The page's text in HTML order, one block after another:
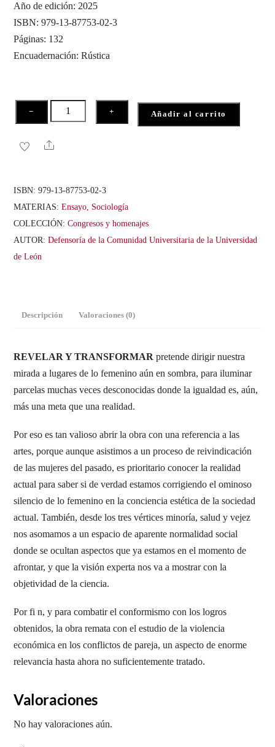
d
o
c
o
0
Año de edición: 2025
ISBN: 979-13-87753-02-3
Páginas: 132
Encuadernación: Rústica
−
Revelar
y
transformar
+ Añadir al carrito
Share
ISBN:979-13-87753-02-3
MATERIAS:Ensayo Sociología
COLECCIÓN:Congresos y homenajes
AUTOR:Defensoría de la Comunidad Universitaria de la Universidad
de León
Descripción Valoraciones (0)
REVELAR Y TRANSFORMARpretende dirigir nuestra
mirada a lugares de lo femenino aún en sombra, para iluminar
parcelas muchas veces desconocidas donde la igualdad es, aún,
más una meta que una realidad.
Por eso es tan valioso abrir la obra con una referencia a las
artes, porque aunque asistimos a un proceso de reivindicación
de las mujeres del pasado, es prioritario conocer la realidad
actual para saber si de verdad estamos corrigiendo el ominoso
silencio de lo femenino en la conciencia estética de la sociedad
actual. También, desde los tres vértices minoría, salud y vejez
nos asomamos a un espacio de aparente normalidad social
donde se ocultan aspectos que ya estamos en el momento de
afrontar, y que la visión experta nos va a mostrar con la
objetividad de la ciencia.
Por fi n, y para combatir el conformismo con los logros
obtenidos, la obra remata con el estudio de la violencia
económica en los conflictos de pareja, un aspecto de enorme
relevancia hasta ahora no suficientemente tratado.
Valoraciones
No hay valoraciones aún.